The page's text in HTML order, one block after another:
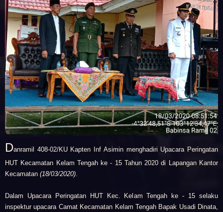
Danramil 408-02/KU Kapten Inf Asimin menghadiri Upacara Peringatan
HUT Kecamatan Kelam Tengah ke - 15 Tahun 2020 di Lapangan Kantor
Kecamatan (18/03/2020)
Dalam Upacara Peringatan HUT Kec. Kelam Tengah ke - 15 selaku
inspektur upacara Camat Kecamatan Kelam Tengah Bapak Usadi Dinata,